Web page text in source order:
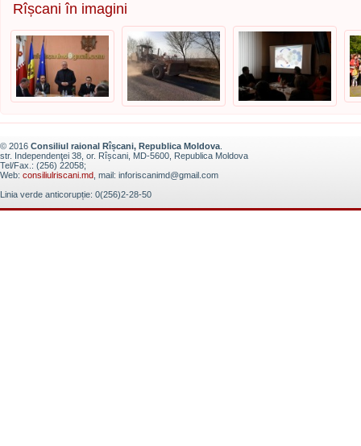
Rîșcani în imagini
© 2016 Consiliul raional Rîșcani, Republica Moldova
str. Independenţei 38, or. Rîșcani, MD-5600, Republica Moldova
Tel/Fax.: (256) 22058;
Web: consiliulriscani.md , mail: inforiscanimd@gmail.com
Linia verde anticorupție: 0(256)2-28-50